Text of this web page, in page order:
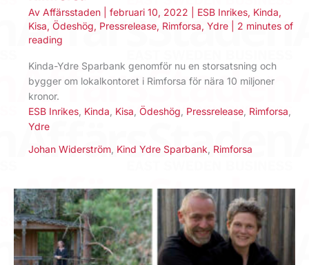
Av Affärsstaden februari 10, 2022 ESB Inrikes, Kinda,
Kisa, Ödeshög, Pressrelease, Rimforsa, Ydre
2 minutes of
reading
Kinda-Ydre Sparbank genomför nu en storsatsning och
bygger om lokalkontoret i Rimforsa för nära 10 miljoner
kronor.
ESB Inrikes Kinda Kisa Ödeshög Pressrelease Rimforsa
Ydre
Johan Widerström Kind Ydre Sparbank Rimforsa